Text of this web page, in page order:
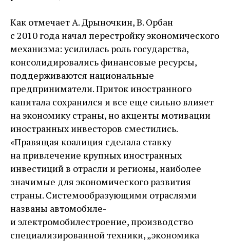
Как отмечает А. Дрыночкин, В. Орбан
с 2010 года начал перестройку экономического
механизма: усилилась роль государства,
консолидировались финансовые ресурсы,
поддерживаются национальные
предприниматели. Приток иностранного
капитала сохранился и все еще сильно влияет
на экономику страны, но акценты мотивации
иностранных инвесторов сместились.
«Правящая коалиция сделала ставку
на привлечение крупных иностранных
инвестиций в отрасли и регионы, наиболее
значимые для экономического развития
страны. Системообразующими отраслями
названы автомобиле-
и электромобилестроение, производство
специализированной техники, „экономика